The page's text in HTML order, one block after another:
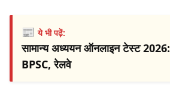
📰ये भी पढ़ें:
सामान्य अध्ययन ऑनलाइन टेस्ट
BPSC, रेलवे